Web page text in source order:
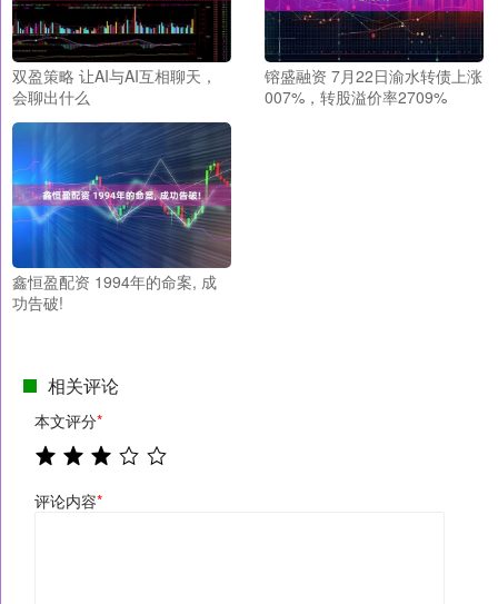
双盈策略 让AI与AI互相聊天，
会聊出什么
镕盛融资 7月22日渝水转债上涨
007%，转股溢价率2709%
鑫恒盈配资 1994年的命案, 成
功告破!
相关评论
本文评分*
评论内容*